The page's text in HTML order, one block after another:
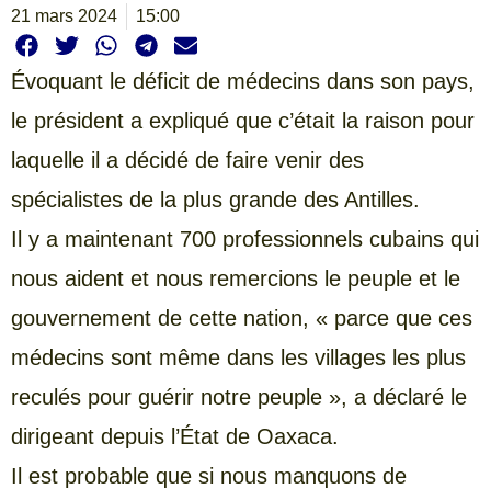
21 mars 2024 15:00
Évoquant le déficit de médecins dans son pays,
le président a expliqué que c’était la raison pour
laquelle il a décidé de faire venir des
spécialistes de la plus grande des Antilles.
Il y a maintenant 700 professionnels cubains qui
nous aident et nous remercions le peuple et le
gouvernement de cette nation, « parce que ces
médecins sont même dans les villages les plus
reculés pour guérir notre peuple », a déclaré le
dirigeant depuis l’État de Oaxaca.
Il est probable que si nous manquons de